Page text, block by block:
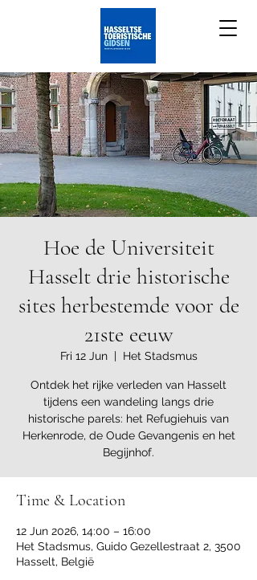
Hoe de Universiteit
Hasselt drie historische
sites herbestemde voor de
21ste eeuw
Fri 12 Jun
  |
Het Stadsmus
Ontdek het rijke verleden van Hasselt
tijdens een wandeling langs drie
historische parels: het Refugiehuis van
Herkenrode, de Oude Gevangenis en het
Begijnhof.
Time & Location
12 Jun 2026, 14:00 – 16:00
Het Stadsmus, Guido Gezellestraat 2, 3500
Hasselt, België